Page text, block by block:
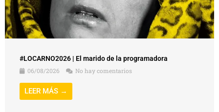
#LOCARNO2026 | El marido de la programadora
06/08/2026
No hay comentarios
LEER MÁS →